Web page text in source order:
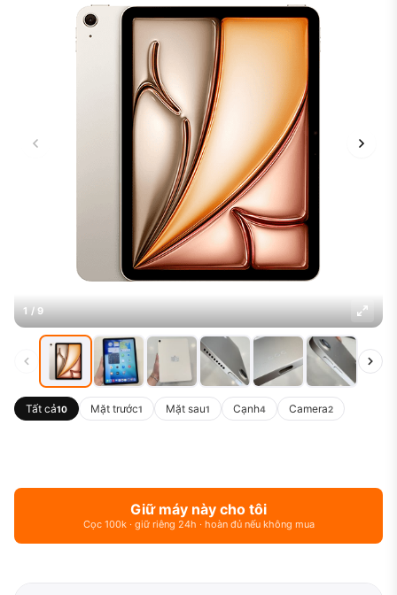
1 / 9
Tất cả10 Mặt trước1 Mặt sau1 Cạnh4 Camera2
Giữ máy này cho tôi
Cọc 100k · giữ riêng 24h · hoàn đủ nếu không mua